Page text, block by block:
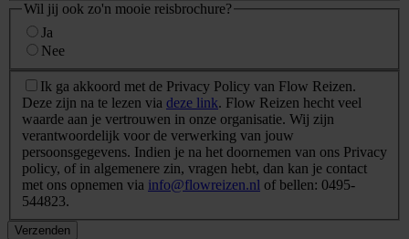
Wil jij ook zo'n mooie reisbrochure?
Ja
Nee
AVG *
Ik ga akkoord met de Privacy Policy van Flow Reizen.
Deze zijn na te lezen via deze link. Flow Reizen hecht veel
waarde aan je vertrouwen in onze organisatie. Wij zijn
verantwoordelijk voor de verwerking van jouw
persoonsgegevens. Indien je na het doornemen van ons Privacy
policy, of in algemenere zin, vragen hebt, dan kan je contact
met ons opnemen via info@flowreizen.nl of bellen: 0495-
544823.
Verzenden